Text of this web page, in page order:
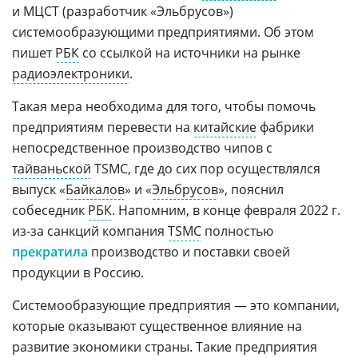
и МЦСТ (разработчик «Эльбрусов»)
системообразующими предприятиями. Об этом
пишетРБК со ссылкой на источники на рынке
радиоэлектроники.
Такая мера необходима для того, чтобы помочь
предприятиям перевести на китайские фабрики
непосредственное производство чипов с
тайваньской TSMC, где до сих пор осуществлялся
выпуск «Байкалов» и «Эльбрусов», пояснил
собеседник РБК. Напомним, в конце февраля 2022 г.
из-за санкций компания TSMC полностью
прекратила производство и поставки своей
продукции в Россию.
Системообразующие предприятия — это компании,
которые оказывают существенное влияние на
развитие экономики страны. Такие предприятия